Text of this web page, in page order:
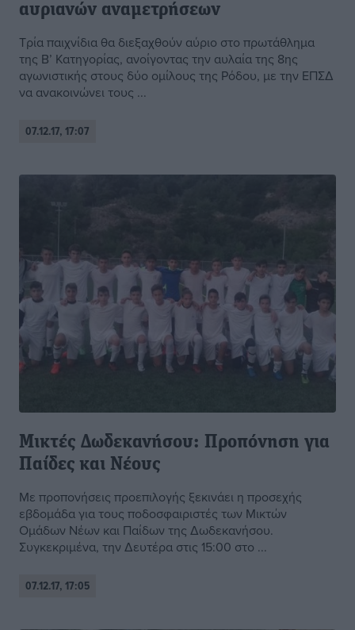
αυριανών αναμετρήσεων
Τρία παιχνίδια θα διεξαχθούν αύριο στο πρωτάθλημα
της Β’ Κατηγορίας, ανοίγοντας την αυλαία της 8ης
αγωνιστικής στους δύο ομίλους της Ρόδου, με την ΕΠΣΔ
να ανακοινώνει τους ...
07.12.17, 17:07
Μικτές Δωδεκανήσου: Προπόνηση για
Παίδες και Νέους
Με προπονήσεις προεπιλογής ξεκινάει η προσεχής
εβδομάδα για τους ποδοσφαιριστές των Μικτών
Ομάδων Νέων και Παίδων της Δωδεκανήσου.
Συγκεκριμένα, την Δευτέρα στις 15:00 στο ...
07.12.17, 17:05